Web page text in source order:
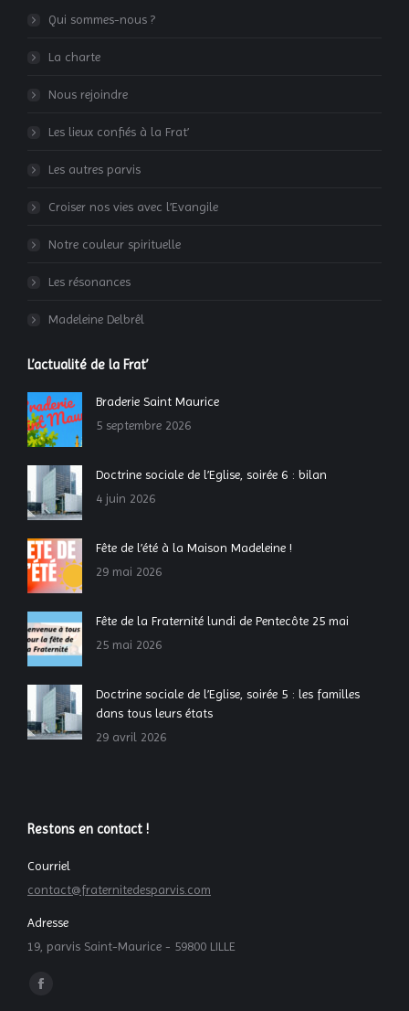
Qui sommes-nous ?
La charte
Nous rejoindre
Les lieux confiés à la Frat’
Les autres parvis
Croiser nos vies avec l’Evangile
Notre couleur spirituelle
Les résonances
Madeleine Delbrêl
L’actualité de la Frat’
Braderie Saint Maurice
5 septembre 2026
Doctrine sociale de l’Eglise, soirée 6 : bilan
4 juin 2026
Fête de l’été à la Maison Madeleine !
29 mai 2026
Fête de la Fraternité lundi de Pentecôte 25 mai
25 mai 2026
Doctrine sociale de l’Eglise, soirée 5 : les familles
dans tous leurs états
29 avril 2026
Restons en contact !
Courriel
contact@fraternitedesparvis.com
Adresse
19, parvis Saint-Maurice - 59800 LILLE
Trouvez nous sur :
La